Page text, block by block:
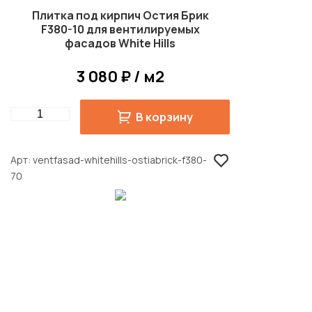
Плитка под кирпич Остия Брик
F380-10 для вентилируемых
фасадов White Hills
3 080 ₽ / м2
Quantity В корзину
Арт ventfasad-whitehills-ostiabrick-f380-
70